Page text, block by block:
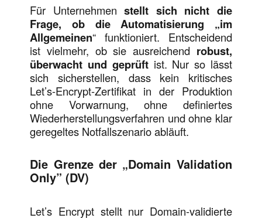
Für Unternehmenstellt sich nicht die
Frage, ob die
Automatisierung „im
Allgemeinen“ funktioniert. Entscheidend
ist vielmehr, ob sie ausreichend robust,
überwacht und geprüftist. Nur so lässt
sich sicherstellen, dass kein kritisches
Let’s-Encrypt-Zertifikat in der Produktion
ohne Vorwarnung, ohne definiertes
Wiederherstellungsverfahren und ohne klar
geregeltes Notfallszenario abläuft.
Die Grenze der „Domain Validation
Only” (DV)
Let’s Encrypt stellt nur Domain-validierte